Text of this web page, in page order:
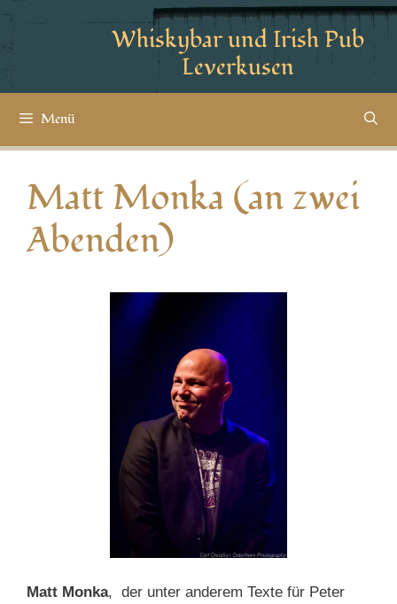
Whiskybar und Irish Pub
Leverkusen
Menü
Matt Monka (an zwei
Abenden)
Matt Monka, der unter anderem Texte für Peter